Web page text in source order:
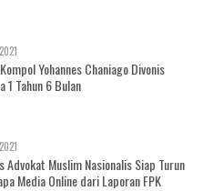
Yohannes Chaniago Divonis
1 Tahun 6 Bulan
Advokat Muslim Nasionalis Siap Turun
Media Online dari Laporan FPK